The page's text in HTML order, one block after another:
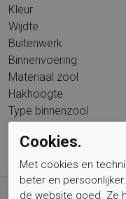
Kleur
Wijdte
Buitenwerk
Binnenvoering
Materiaal zool
Hakhoogte
Type binnenzool
Wandelklasse
Gratis verzending vanaf
Cookies.
Met cookies en
beter en
de website goed. Ze